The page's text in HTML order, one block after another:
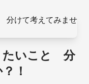
いこと 分
！